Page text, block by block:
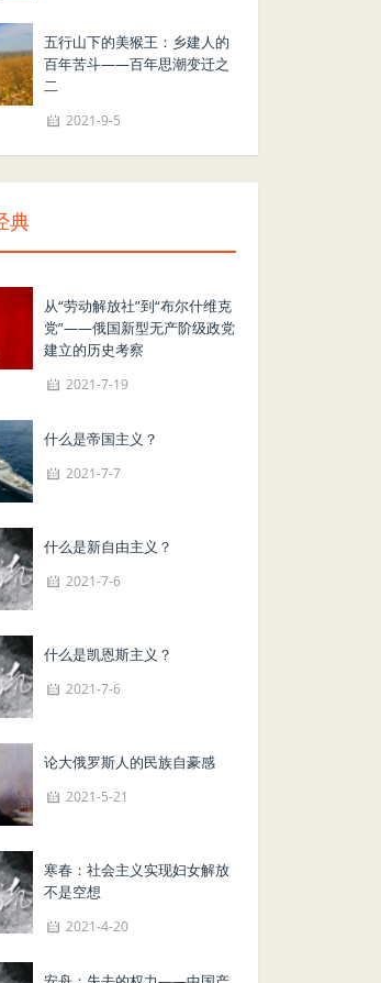
五行山下的美猴王：乡建人的
百年苦斗——百年思潮变迁之
二
2021-9-5
典
从“劳动解放社”到“布尔什维克
党”——俄国新型无产阶级政党
建立的历史考察
2021-7-19
什么是帝国主义？
2021-7-7
什么是新自由主义？
2021-7-6
什么是凯恩斯主义？
2021-7-6
论大俄罗斯人的民族自豪感
2021-5-21
寒春：社会主义实现妇女解放
不是空想
2021-4-20